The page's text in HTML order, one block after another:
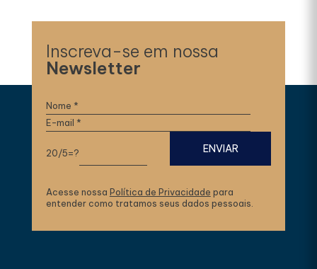
Inscreva-se em nossa
Newsletter
20/5=?
Acesse nossa Política de Privacidade para
entender como tratamos seus dados pessoais.